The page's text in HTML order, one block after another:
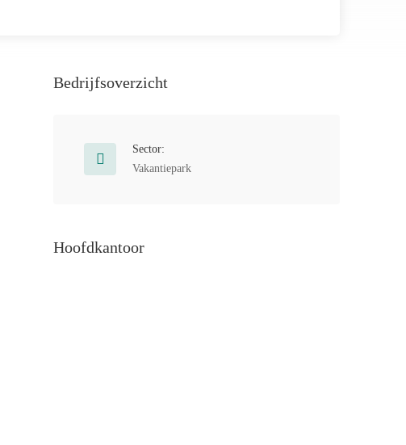
Bedrijfsoverzicht
Sector:
Vakantiepark
Hoofdkantoor